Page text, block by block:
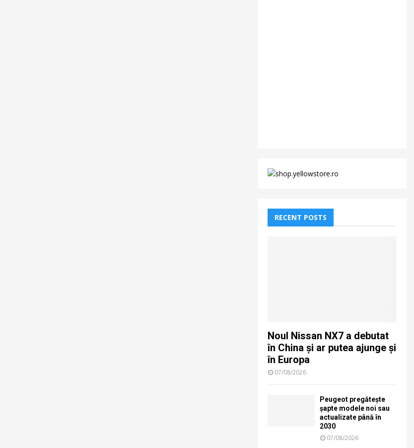
RECENT POSTS
Noul Nissan NX7 a debutat
în China și ar putea ajunge și
în Europa
07/08/2026
Peugeot pregătește
șapte modele noi sau
actualizate până în
2030
07/08/2026